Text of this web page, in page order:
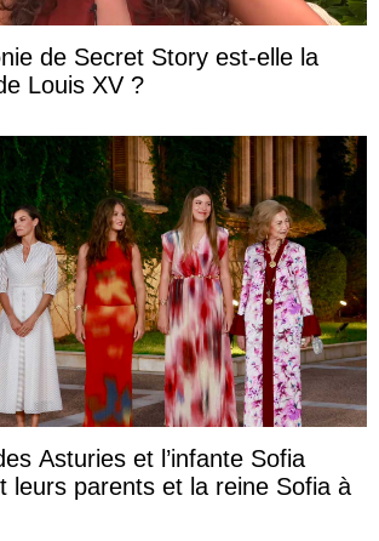
de Secret Story est-elle la
Louis XV ?
Asturies et l’infante Sofia
leurs parents et la reine Sofia à